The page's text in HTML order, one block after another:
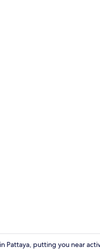
Pattaya, putting you near